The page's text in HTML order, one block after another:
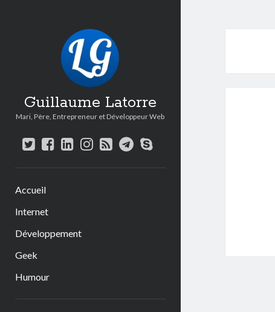
Guillaume Latorre
Mari, Père, Entrepreneur et Développeur Web
twitter
facebook
linkedin
instagram
rsstelegram
skype
Accueil
Internet
Développement
Geek
Humour